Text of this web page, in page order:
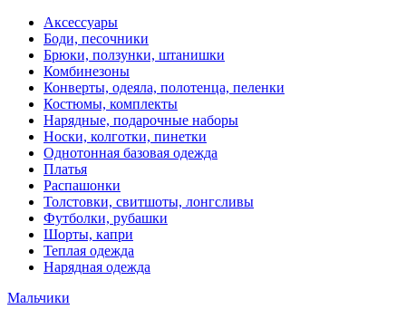
Аксессуары
Боди, песочники
Брюки, ползунки, штанишки
Комбинезоны
Конверты, одеяла, полотенца, пеленки
Костюмы, комплекты
Нарядные, подарочные наборы
Носки, колготки, пинетки
Однотонная базовая одежда
Платья
Распашонки
Толстовки, свитшоты, лонгсливы
Футболки, рубашки
Шорты, капри
Теплая одежда
Нарядная одежда
Мальчики